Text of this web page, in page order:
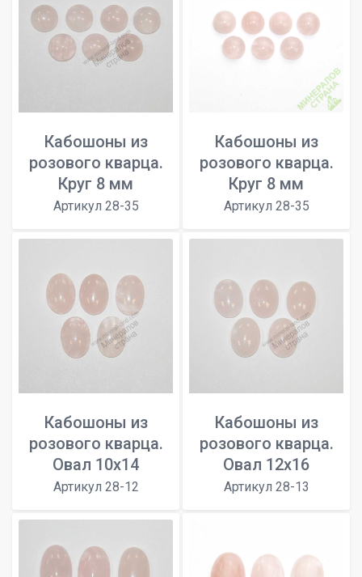
Кабошоны из
розового кварца.
Круг 8 мм
Артикул 28-35
Кабошоны из
розового кварца.
Круг 8 мм
Артикул 28-35
Кабошоны из
розового кварца.
Овал 10х14
Артикул 28-12
Кабошоны из
розового кварца.
Овал 12x16
Артикул 28-13